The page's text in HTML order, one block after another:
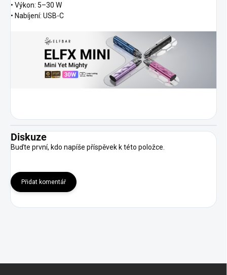
• Výkon: 5–30 W
• Nabíjení: USB-C
Diskuze
Buďte první, kdo napíše příspěvek k této položce.
Přidat komentář